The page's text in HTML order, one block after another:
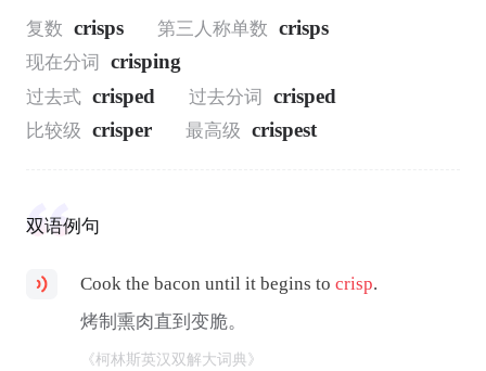
复数 crisps 第三人称单数 crisps
现在分词 crisping
过去式 crisped 过去分词 crisped
比较级 crisper 最高级 crispest
双语例句
Cook the bacon until it begins tocrisp.
烤制熏肉直到变脆。
《柯林斯英汉双解大词典》